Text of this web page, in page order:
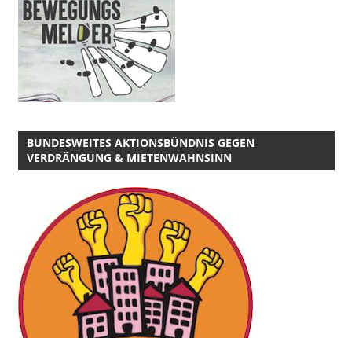
BUNDESWEITES AKTIONSBÜNDNIS GEGEN
VERDRÄNGUNG & MIETENWAHNSINN